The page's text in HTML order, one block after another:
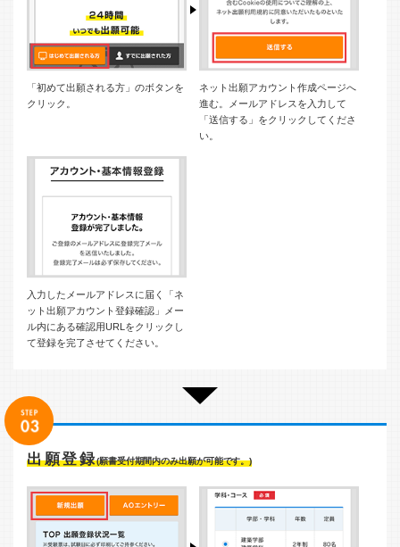
「初めて出願される方」のボタンを
クリック。
ネット出願アカウント作成ページへ
進む。メールアドレスを入力して
「送信する」をクリックしてくださ
い。
入力したメールアドレスに届く「ネ
ット出願アカウント登録確認」メー
ル内にある確認用URLをクリックし
て登録を完了させてください。
出願登録(願書受付期間内のみ出願が可能です。)